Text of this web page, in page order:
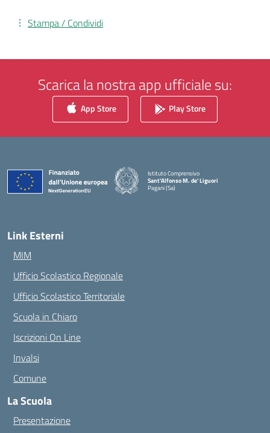
Stampa / Condividi
Scarica la nostra app ufficiale su:
App Store Play Store
Istituto Comprensivo
Sant'Alfonso M. de' Liguori
Pagani (Sa)
— Visita la pagina iniziale della scuola
Link Esterni
MIM
Ufficio Scolastico Regionale
Ufficio Scolastico Territoriale
Scuola in Chiaro
Iscrizioni On Line
Invalsi
Comune
La Scuola
Presentazione